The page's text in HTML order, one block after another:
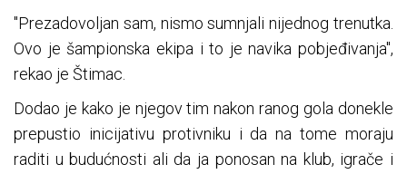
"Prezadovoljan sam, nismo sumnjali nijednog trenutka.
Ovo je šampionska ekipa i to je navika pobjeđivanja",
rekao je Štimac.
Dodao je kako je njegov tim nakon ranog gola donekle
prepustio inicijativu protivniku i da na tome moraju
raditi u budućnosti ali da ja ponosan na klub, igrače i